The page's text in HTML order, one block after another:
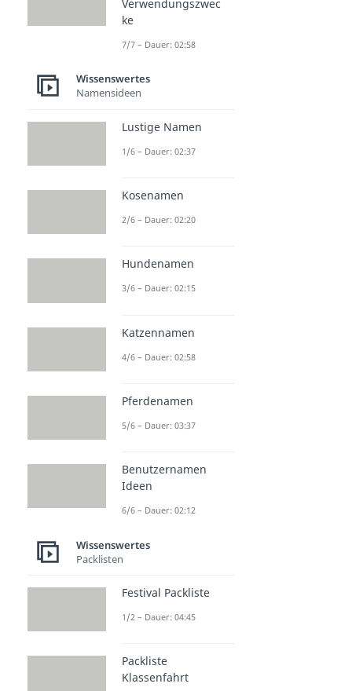
Verwendungszwec
ke
7/7 – Dauer: 02:58
Wissenswertes
Namensideen
Lustige Namen
1/6 – Dauer: 02:37
Kosenamen
2/6 – Dauer: 02:20
Hundenamen
3/6 – Dauer: 02:15
Katzennamen
4/6 – Dauer: 02:58
Pferdenamen
5/6 – Dauer: 03:37
Benutzernamen
Ideen
6/6 – Dauer: 02:12
Wissenswertes
Packlisten
Festival Packliste
1/2 – Dauer: 04:45
Packliste
Klassenfahrt